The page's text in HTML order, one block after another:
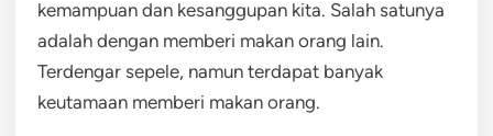
kemampuan dan kesanggupan kita. Salah satunya
adalah dengan memberi makan orang lain.
Terdengar sepele, namun terdapat banyak
keutamaan memberi makan orang.